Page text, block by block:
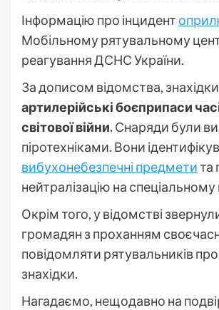
Інформацію про інцидент
Мобільному рятувальному
реагування ДСНС України.
За дописом відомства,
артилерійські боєприпаси
світової війни.Снаряди були
піротехніками. Вони
вибухонебезпечні предметита
нейтралізацію на
Окрім того, у відомстві
громадян з проханням
повідомляти рятувальників про
знахідки.
Нагадаємо, нещодавно на